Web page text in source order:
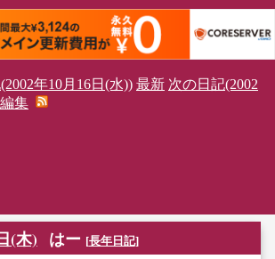
年10月16日(水)) 最新 次の日記(2002
編集
(木) はー [長年日記]